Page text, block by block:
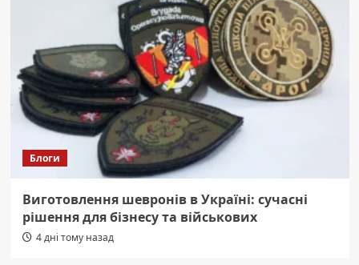
Блоги
Виготовлення шевронів в Україні: сучасні
рішення для бізнесу та військових
4 дні тому назад